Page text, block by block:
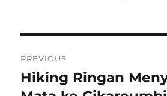
navigation
PREVIOUS
Previous
post:
Hiking Ringan